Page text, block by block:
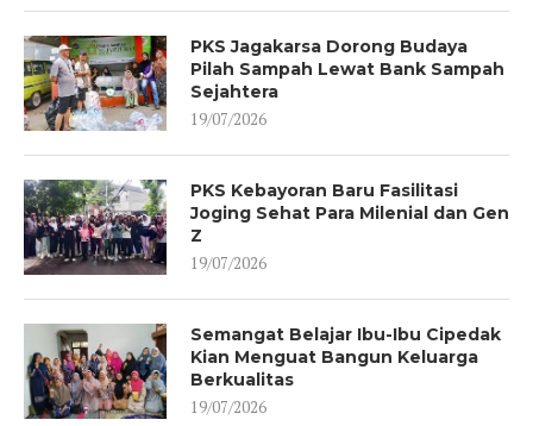
PKS Jagakarsa Dorong Budaya
Pilah Sampah Lewat Bank Sampah
Sejahtera
19/07/2026
PKS Kebayoran Baru Fasilitasi
Joging Sehat Para Milenial dan Gen
Z
19/07/2026
Semangat Belajar Ibu-Ibu Cipedak
Kian Menguat Bangun Keluarga
Berkualitas
19/07/2026